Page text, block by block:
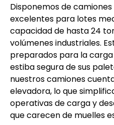
Disponemos de
excelentes para lotes
capacidad de hasta 24
volúmenes industriales.
preparados para la
estiba segura de sus
nuestros camiones
elevadora, lo que
operativas de carga y
que carecen de muelles